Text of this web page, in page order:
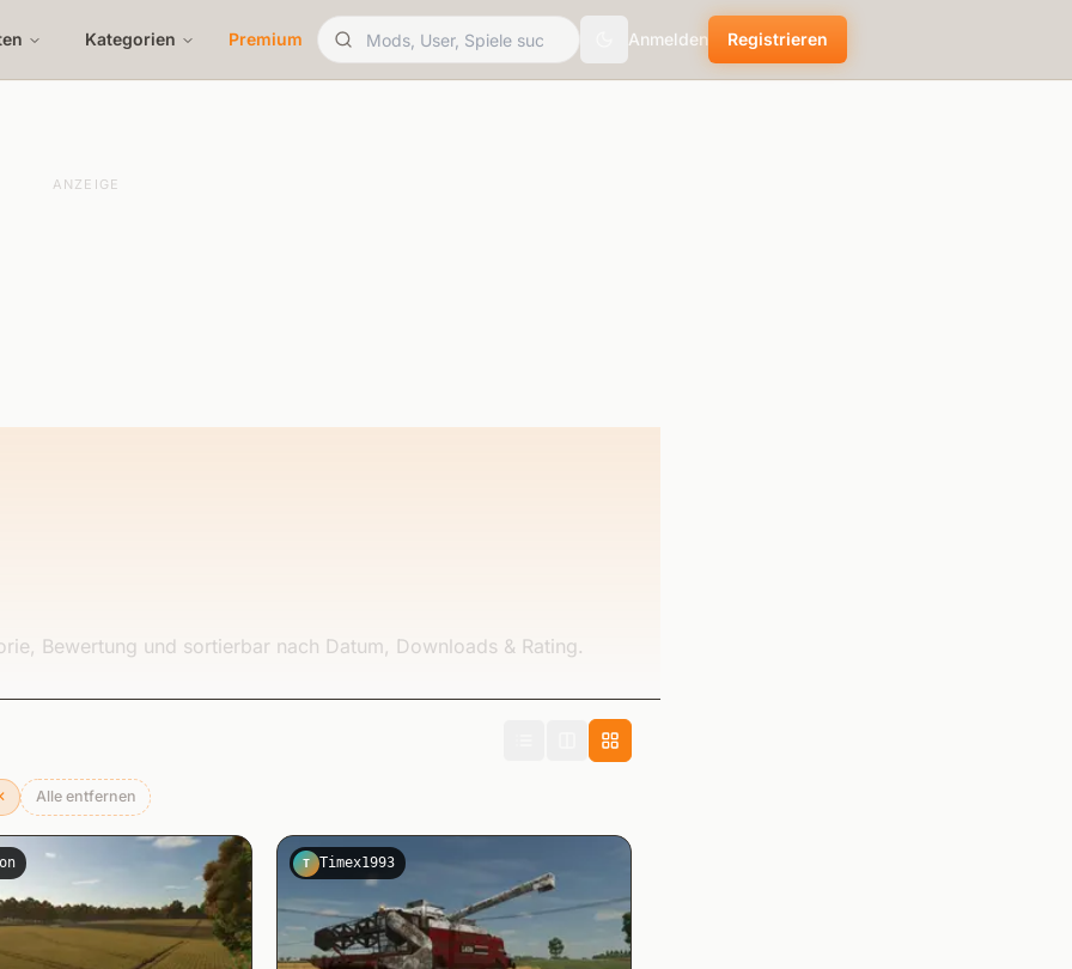
Kategorien Premium Toggle theme
Anmelden Registrieren
ANZEIGE
Bewertung und sortierbar nach Datum, Downloads & Rating.
Alle entfernen
T Timex1993